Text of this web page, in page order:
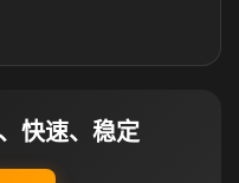
快速、稳定